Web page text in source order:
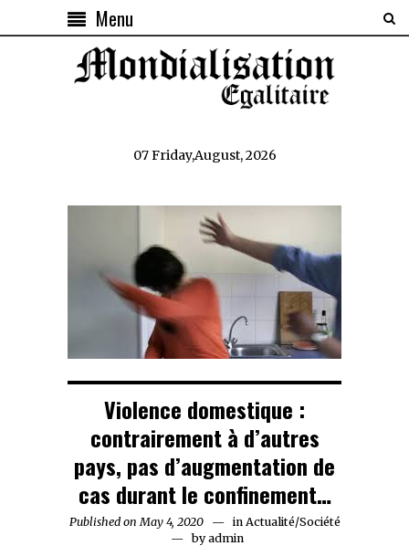
Menu
07 Friday,August, 2026
Violence domestique :
contrairement à d’autres
pays, pas d’augmentation de
cas durant le confinement…
Published on May 4, 2020May
4,
in Actualité/Société
byadmin